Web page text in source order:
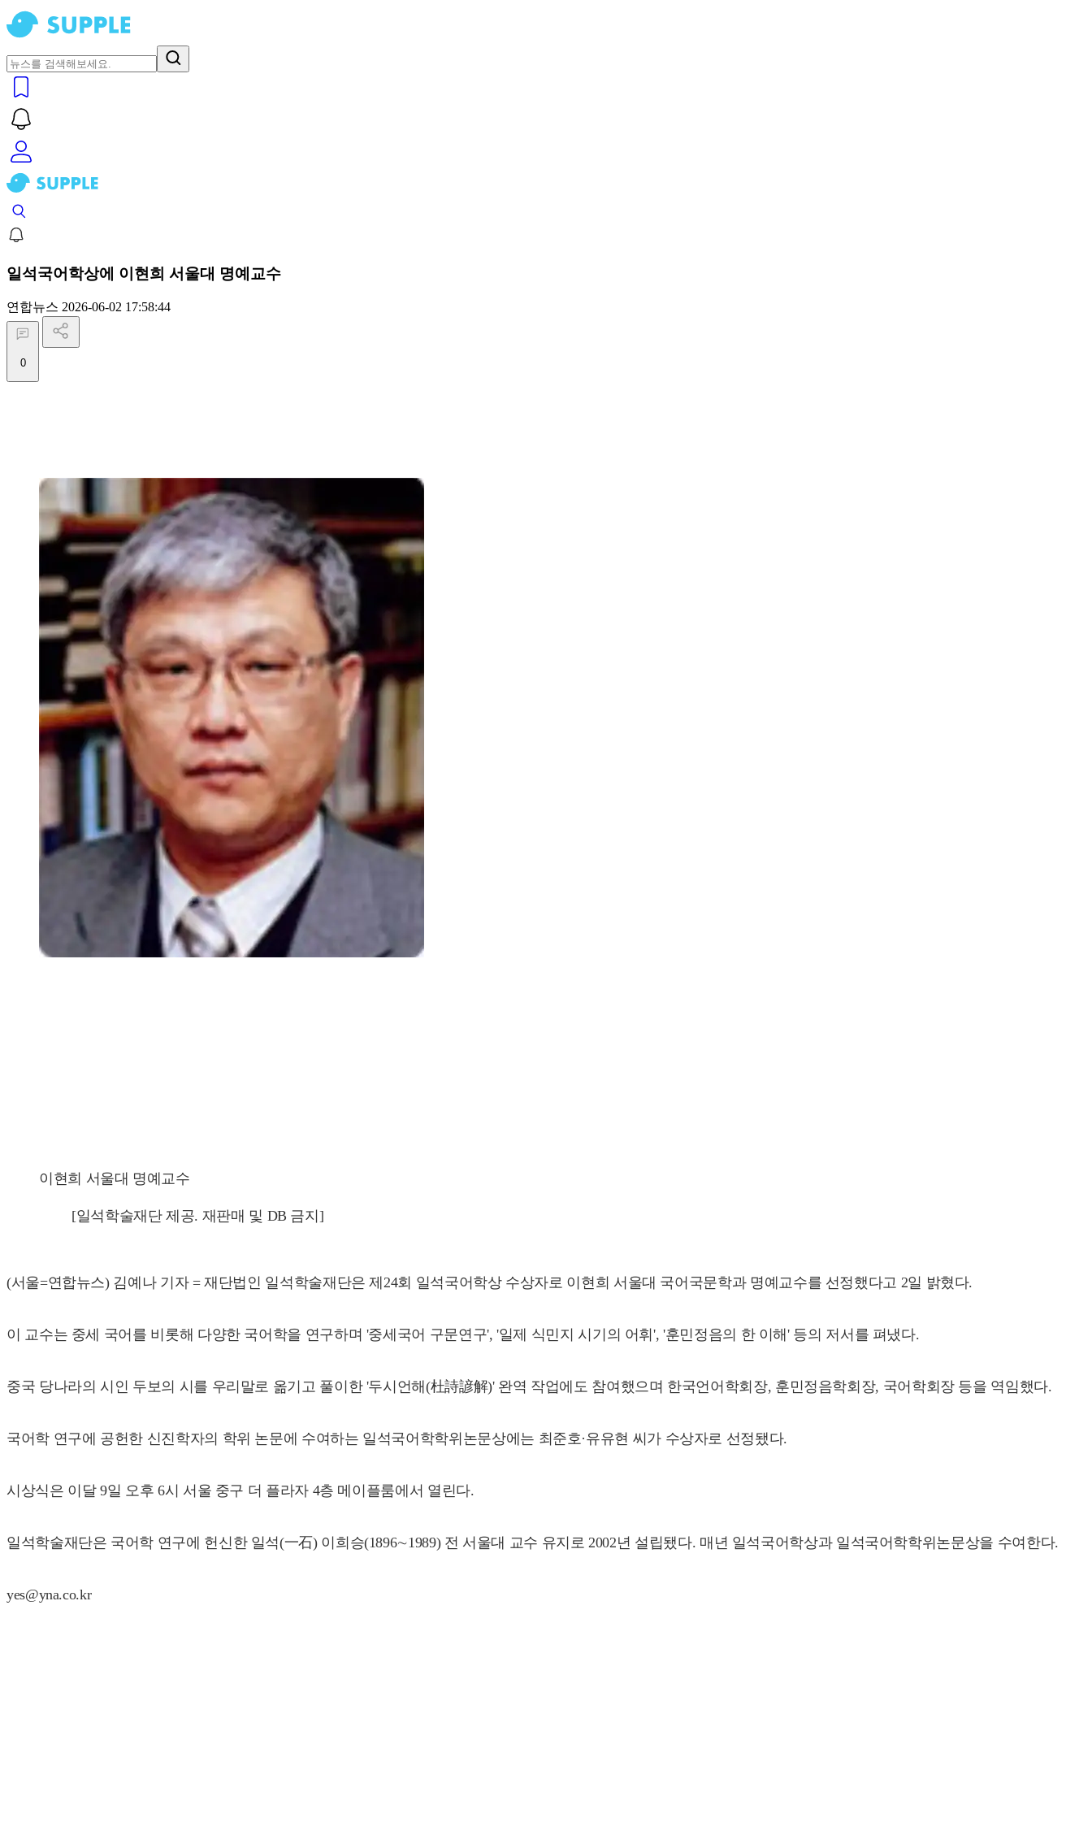
일석국어학상에 이현희 서울대 명예교수
연합뉴스 2026-06-02 17:58:44
0
이현희 서울대 명예교수
[일석학술재단 제공. 재판매 및 DB 금지]
(서울=연합뉴스) 김예나 기자 = 재단법인 일석학술재단은 제24회 일석국어학상 수상자로 이현희 서울대 국어국문학과 명예교수를 선정했다고 2일 밝혔다.
이 교수는 중세 국어를 비롯해 다양한 국어학을 연구하며 '중세국어 구문연구', '일제 식민지 시기의 어휘', '훈민정음의 한 이해' 등의 저서를 펴냈다.
중국 당나라의 시인 두보의 시를 우리말로 옮기고 풀이한 '두시언해(杜詩諺解)' 완역 작업에도 참여했으며 한국언어학회장, 훈민정음학회장, 국어학회장 등을 역임했다.
국어학 연구에 공헌한 신진학자의 학위 논문에 수여하는 일석국어학학위논문상에는 최준호·유유현 씨가 수상자로 선정됐다.
시상식은 이달 9일 오후 6시 서울 중구 더 플라자 4층 메이플룸에서 열린다.
일석학술재단은 국어학 연구에 헌신한 일석(一石) 이희승(1896∼1989) 전 서울대 교수 유지로 2002년 설립됐다. 매년 일석국어학상과 일석국어학학위논문상을 수여한다.
yes@yna.co.kr